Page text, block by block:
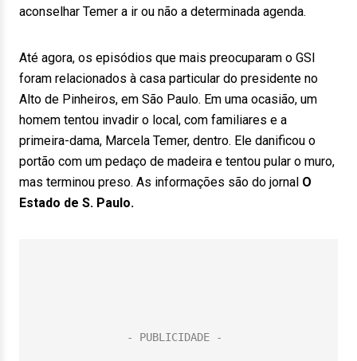
aconselhar Temer a ir ou não a determinada agenda.
Até agora, os episódios que mais preocuparam o GSI
foram relacionados à casa particular do presidente no
Alto de Pinheiros, em São Paulo. Em uma ocasião, um
homem tentou invadir o local, com familiares e a
primeira-dama, Marcela Temer, dentro. Ele danificou o
portão com um pedaço de madeira e tentou pular o muro,
mas terminou preso. As informações são do jornal O
Estado de S. Paulo.